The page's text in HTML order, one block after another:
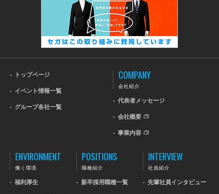
- トップページ
- イベント情報一覧
- グループ各社一覧
COMPANY
会社紹介
- 代表者メッセージ
- 会社概要
- 事業内容
ENVIRONMENT
働く環境
- 福利厚生
POSITIONS
職種紹介
- 新卒採用職種一覧
INTERVIEW
社員紹介
- 先輩社員インタビュー